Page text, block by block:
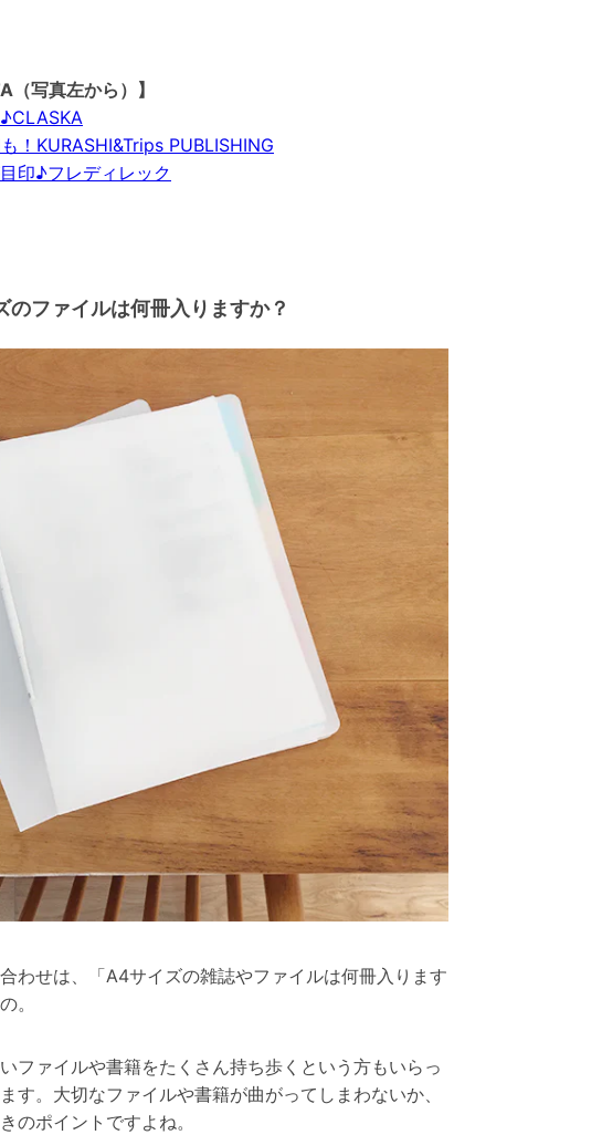
（写真左から）】
！KURASHI&Trips PUBLISHING
印♪フレディレック
のファイルは何冊入りますか？
わせは、「A4サイズの雑誌やファイルは何冊入ります
。
ファイルや書籍をたくさん持ち歩くという方もいらっ
す。大切なファイルや書籍が曲がってしまわないか、
のポイントですよね。